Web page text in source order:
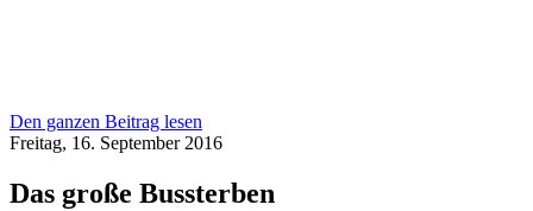
Den ganzen Beitrag lesen
Freitag, 16. September 2016
Das große Bussterben